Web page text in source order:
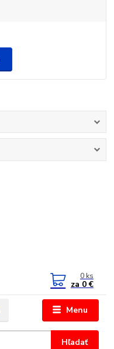
Menu
Hľadať
0 ks
za 0 €